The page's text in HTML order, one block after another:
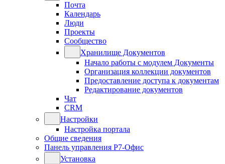
Почта
Календарь
Люди
Проекты
Сообщество
Хранилище Документов
Начало работы с модулем Документы
Организация коллекции документов
Предоставление доступа к документам
Редактирование документов
Чат
CRM
Настройки
Настройка портала
Общие сведения
Панель управления Р7-Офис
Установка